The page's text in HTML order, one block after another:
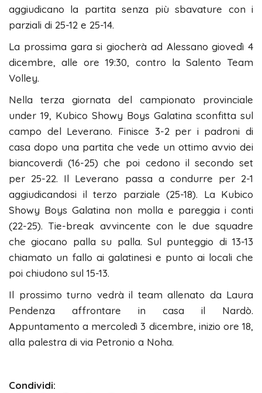
aggiudicano la partita senza più sbavature con i
parziali di 25-12 e 25-14.
La prossima gara si giocherà ad Alessano giovedì 4
dicembre, alle ore 19:30, contro la Salento Team
Volley.
Nella terza giornata del campionato provinciale
under 19, Kubico Showy Boys Galatina sconfitta sul
campo del Leverano. Finisce 3-2 per i padroni di
casa dopo una partita che vede un ottimo avvio dei
biancoverdi (16-25) che poi cedono il secondo set
per 25-22. Il Leverano passa a condurre per 2-1
aggiudicandosi il terzo parziale (25-18). La Kubico
Showy Boys Galatina non molla e pareggia i conti
(22-25). Tie-break avvincente con le due squadre
che giocano palla su palla. Sul punteggio di 13-13
chiamato un fallo ai galatinesi e punto ai locali che
poi chiudono sul 15-13.
Il prossimo turno vedrà il team allenato da Laura
Pendenza affrontare in casa il Nardò.
Appuntamento a mercoledì 3 dicembre, inizio ore 18,
alla palestra di via Petronio a Noha.
Condividi: